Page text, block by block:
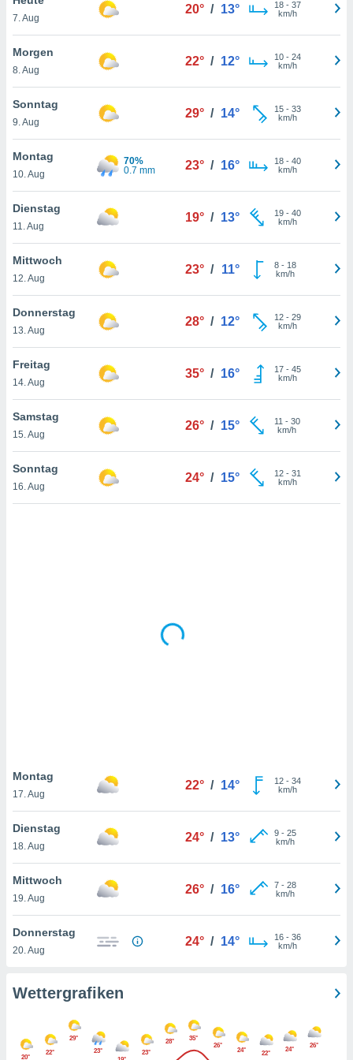
oder
Partner
es uns
das
der
Profil zu
Ihnen
finden
. Sie
jederzeit
Rand
können
von
und
klicken.
und
7. Aug
20° / 13° 18- 37
km/h
Morgen
8. Aug
22° / 12° 10- 24
km/h
Sonntag
9. Aug
29° / 14° 15- 33
km/h
Montag
10. Aug
70%
0.7 mm
23° / 16° 18- 40
km/h
Dienstag
11. Aug
19° / 13° 19- 40
km/h
Mittwoch
12. Aug
23° / 11° 8- 18
km/h
Donnerstag
13. Aug
28° / 12° 12- 29
km/h
Freitag
14. Aug
35° / 16° 17- 45
km/h
Samstag
15. Aug
26° / 15° 11 - 30
km/h
Sonntag
16. Aug
24° / 15° 12- 31
km/h
Montag
17. Aug
22° / 14° 12- 34
km/h
Dienstag
18. Aug
24° / 13° 9- 25
km/h
Mittwoch
19. Aug
26° / 16° 7- 28
km/h
Donnerstag
20. Aug
24° / 14° 16- 36
km/h
Wettergrafiken
20°
22°
29°
23°
23°
28°
35°
26°
24° 22°
24°
26°